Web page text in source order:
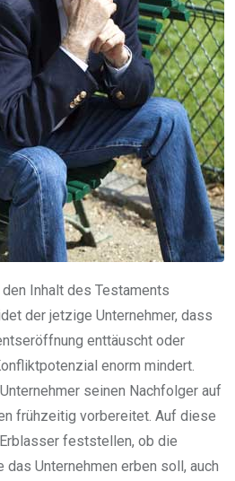
Inhalt des Testaments
der jetzige Unternehmer, dass
enttäuscht oder
enorm mindert.
seinen Nachfolger auf
frühzeitig vorbereitet. Auf diese
feststellen, ob die
Unternehmen erben soll, auch